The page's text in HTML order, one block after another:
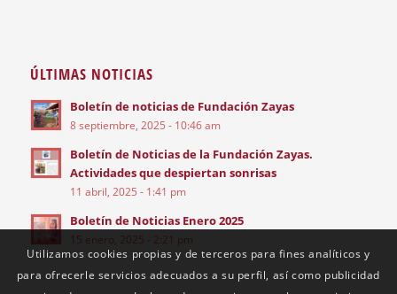
ÚLTIMAS NOTICIAS
Boletín de noticias de Fundación Zayas
8 septiembre, 2025 - 10:46 am
Boletín de Noticias de la Fundación Zayas.
Actividades que despiertan sonrisas
11 abril, 2025 - 1:41 pm
Boletín de Noticias Enero 2025
15 enero, 2025 - 2:21 pm
Utilizamos cookies propias y de terceros para fines analíticos y
para ofrecerle servicios adecuados a su perfil, así como publicidad